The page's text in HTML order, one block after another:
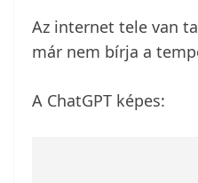
Az internet tele van
már nem bírja a
A ChatGPT képes: